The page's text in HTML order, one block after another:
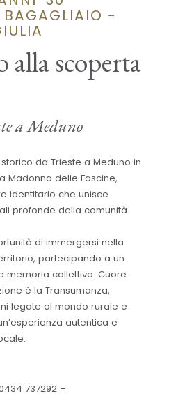
BAGAGLIAIO -
alla scoperta
a Meduno
da Trieste a Meduno in
Madonna delle Fascine,
identitario che unisce
profonde della comunità
di immergersi nella
partecipando a un
memoria collettiva. Cuore
è la Transumanza,
legate al mondo rurale e
autentica e
737292 –